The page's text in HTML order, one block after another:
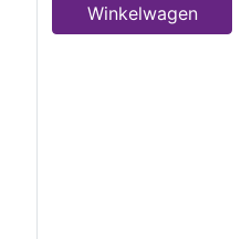
Winkelwagen